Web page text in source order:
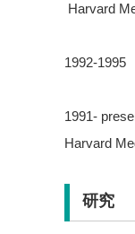
Harvard
1992-
1991-
Harvard
研究